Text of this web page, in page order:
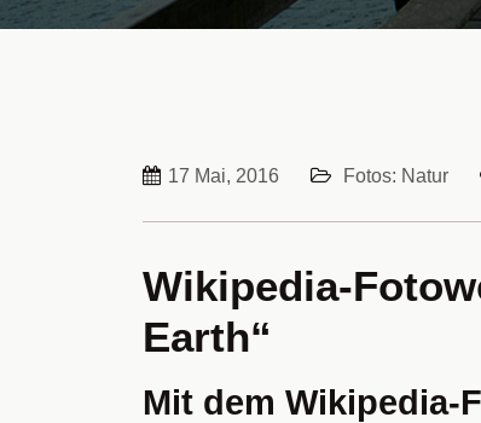
17 Mai, 2016 Fotos: Natur
Wikipedia-
Earth“
Mit dem Wikipedia-